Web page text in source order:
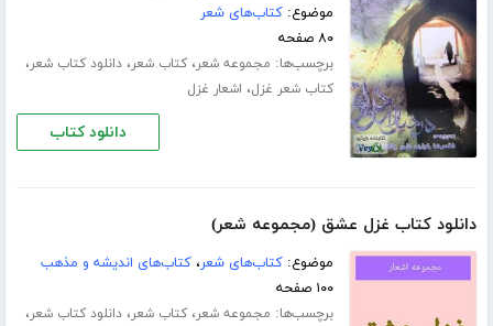
موضوع:کتاب‌های شعر
۸۰ صفحه
برچسب‌ها: مجموعه شعر،کتاب شعر،دانلود کتاب شعر،
کتاب شعر غزل، اشعار غزل
دانلود کتاب
دانلود کتاب غزل عشق (مجموعه شعر)
موضوع:کتاب‌های شعر،کتاب‌های اندیشه و مذهب
۱۰۰ صفحه
برچسب‌ها: مجموعه شعر،کتاب شعر،دانلود کتاب شعر،